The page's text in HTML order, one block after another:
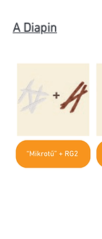
A Diapin